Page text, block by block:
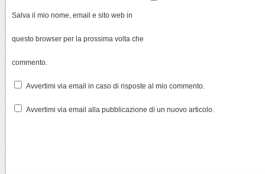
Salva il mio nome, email e sito web in
questo browser per la prossima volta che
commento.
Avvertimi via email in caso di risposte al mio commento.
Avvertimi via email alla pubblicazione di un nuovo articolo.